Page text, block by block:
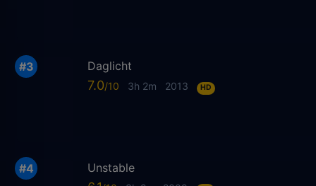
Daglicht
7.0 3h 2m 2013 HD
Unstable